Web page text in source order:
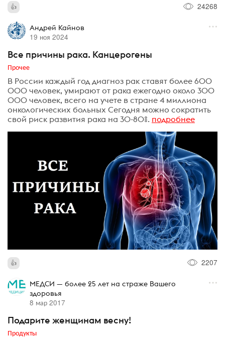
24268
Андрей Кайнов
19 ноя 2024
Все причины рака. Канцерогены
Прочее
В России каждый год диагноз рак ставят более 600
000 человек, умирают от рака ежегодно около 300
000 человек, всего на учете в стране 4 миллиона
онкологических больных Сегодня можно сократить
свой риск развития рака на 30-80%. подробнее
2207
МЕДСИ — более 25 лет на страже Вашего
здоровья
8 мар 2017
Подарите женщинам весну!
Продукты